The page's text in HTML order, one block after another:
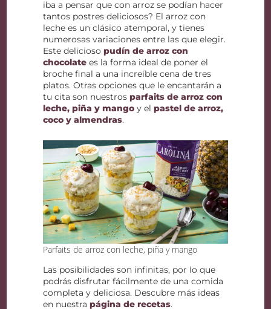
iba a pensar que con arroz se podían hacer
tantos postres deliciosos? El arroz con
leche es un clásico atemporal, y tienes
numerosas variaciones entre las que elegir.
Este deliciosopudín de arroz con
chocolate es la forma ideal de poner el
broche final a una increíble cena de tres
platos. Otras opciones que le encantarán a
tu cita son nuestrosparfaits de arroz con
leche, piña y mango y elpastel de arroz,
coco y almendras.
Parfaits de arroz con leche, piña y mango
Las posibilidades son infinitas, por lo que
podrás disfrutar fácilmente de una comida
completa y deliciosa. Descubre más ideas
en nuestrapágina de recetas.